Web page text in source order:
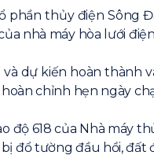
phần thủy điện Sông
nhà máy hòa lưới
dự kiến hoàn thành
chỉnh hẹn ngày
độ 618 của Nhà máy
đổ tường đầu hồi, đất